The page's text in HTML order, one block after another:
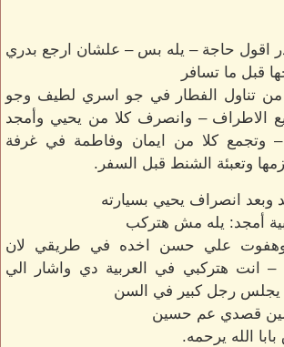
اقول حاجة – يله بس – علشان ارجع بدري
قبل ما تسافر
من تناول الفطار في جو اسري لطيف وجو
الاطراف – وانصرف كلا من يحيي وأمجد
– وتجمع كلا من ايمان وفاطمة في غرفة
وتعبئة الشنط قبل السفر.
وبعد انصراف يحيي بسيارته
أمجد: يله مش هتركب
وهفوت علي حسن اخده في طريقي لان
– انت هتركبي في العربية دي واشار الي
يجلس رجل كبير في السن
قصدي عم حسين
الله يرحمه.